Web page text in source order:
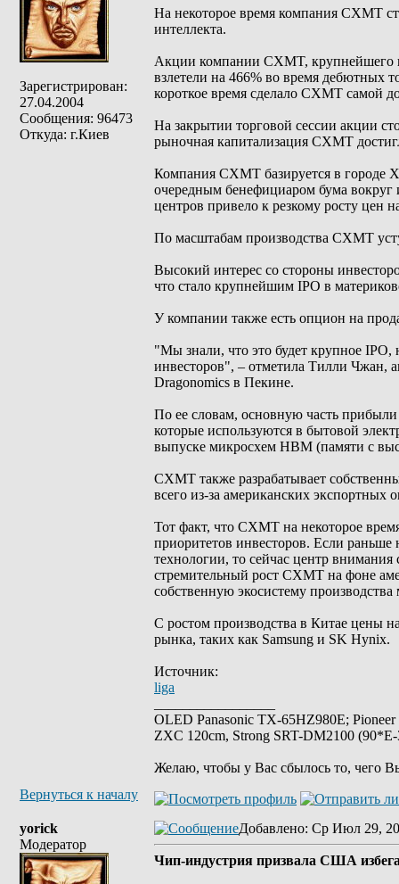
Зарегистрирован:
27.04.2004
Сообщения: 96473
Откуда: г.Киев
На некоторое время компания CXMT
интеллекта.
Акции компании CXMT, крупнейшего
взлетели на 466% во время дебютных
короткое время сделало CXMT самой
На закрытии торговой сессии акции
рыночная капитализация CXMT
Компания CXMT базируется в городе
очередным бенефициаром бума вокруг
центров привело к резкому росту цен
По масштабам производства CXMT
Высокий интерес со стороны
что стало крупнейшим IPO в
У компании также есть опцион на
"Мы знали, что это будет крупное IPO,
инвесторов", – отметила Тилли Чжан,
Dragonomics в Пекине.
По ее словам, основную часть
которые используются в бытовой
выпуске микросхем HBM (памяти с
CXMT также разрабатывает
всего из-за американских экспортных
Тот факт, что CXMT на некоторое
приоритетов инвесторов. Если
технологии, то сейчас центр
стремительный рост CXMT на фоне
собственную экосистему
С ростом производства в Китае цены
рынка, таких как Samsung и SK Hynix.
Источник:
liga
OLED Panasonic TX-65HZ980E;
ZXC 120cm, Strong SRT-DM2100
Желаю, чтобы у Вас сбылось то, чего
Вернуться к началу
yorick
Модератор
Добавлено: Ср Июл 29,
Чип-индустрия призвала США